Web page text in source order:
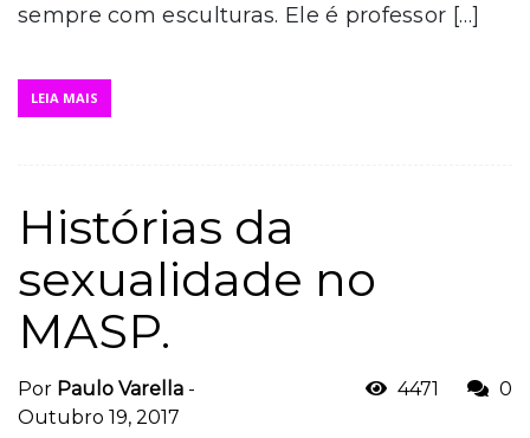
sempre com esculturas. Ele é professor […]
LEIA MAIS
Histórias da
sexualidade no
MASP.
Por Paulo Varella -
Outubro 19, 2017
4471 0